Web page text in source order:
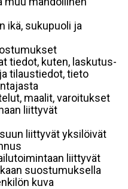
ikä, sukupuoli ja
tiedot, kuten, laskutus-
tilaustiedot, tieto
maalit, varoitukset
liittyvät
liittyvät yksilöivät
liittyvät
suostumuksella
kuva